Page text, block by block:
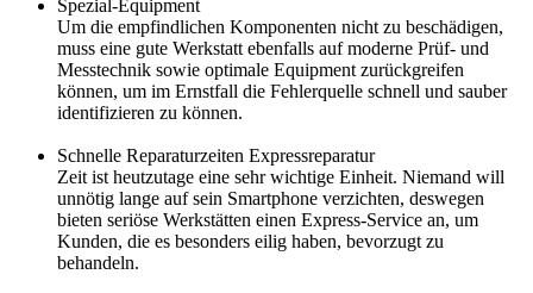
Spezial-Equipment
Um die empfindlichen Komponenten nicht zu beschädigen,
muss eine gute Werkstatt ebenfalls auf moderne Prüf- und
Messtechnik sowie optimale Equipment zurückgreifen
können, um im Ernstfall die Fehlerquelle schnell und sauber
identifizieren zu können.
Schnelle Reparaturzeiten Expressreparatur
Zeit ist heutzutage eine sehr wichtige Einheit. Niemand will
unnötig lange auf sein Smartphone verzichten, deswegen
bieten seriöse Werkstätten einen Express-Service an, um
Kunden, die es besonders eilig haben, bevorzugt zu
behandeln.